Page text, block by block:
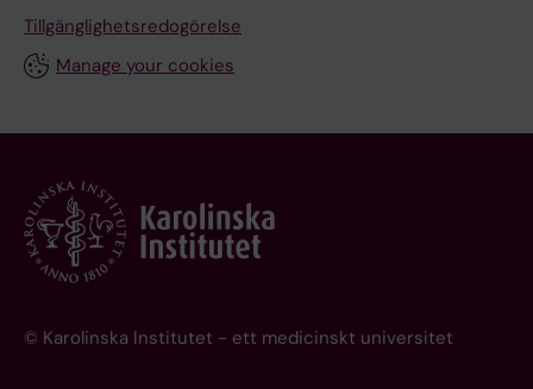
Tillgänglighetsredogörelse
Manage your cookies
© Karolinska Institutet - ett medicinskt universitet